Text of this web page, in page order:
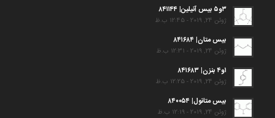
۳و۵ بیس آنیلین| ۸۴۱۱۴۴
ژوئن 24, 2019 - 12:45 ب.ظ
بیس متان| ۸۴۱۶۸۴
ژوئن 24, 2019 - 12:31 ب.ظ
۱و۴ بنزن| ۸۴۱۶۸۳
ژوئن 24, 2019 - 12:25 ب.ظ
بیس متانول| ۸۴۰۰۵۴
ژوئن 24, 2019 - 12:19 ب.ظ